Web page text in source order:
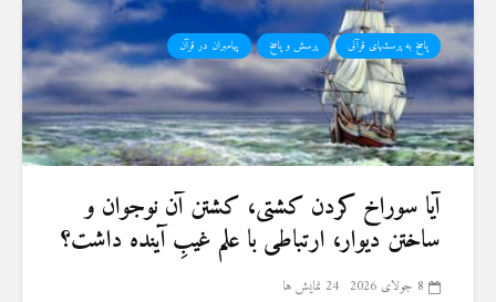
پاسخ به پرسشهای قرآنی پرسش و پاسخ پیامبران در قرآن
آیا سوراخ کردن کشتی، کشتن آن نوجوان و
ساختن دیوار، ارتباطی با علم غیبِ آینده داشت؟
8 جولای 2026 24 نمایش ها